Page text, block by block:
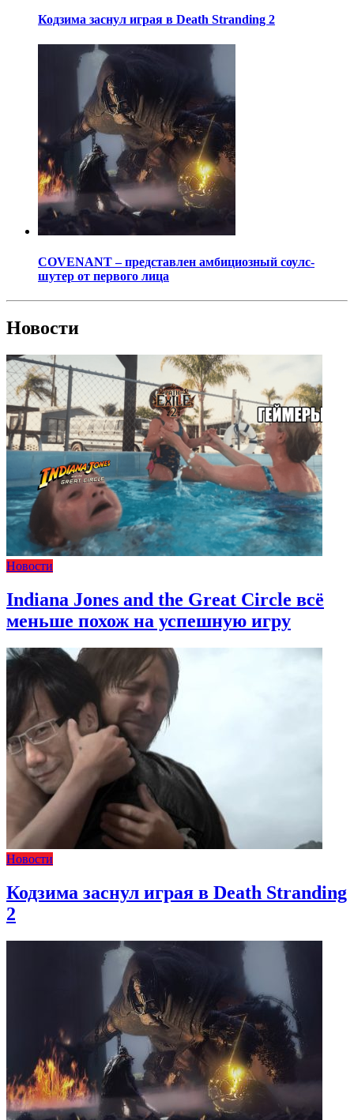
Кодзима заснул играя в Death Stranding 2
COVENANT – представлен амбициозный соулс-
шутер от первого лица
Новости
Новости
Indiana Jones and the Great Circle всё
меньше похож на успешную игру
Новости
Кодзима заснул играя в Death Stranding
2